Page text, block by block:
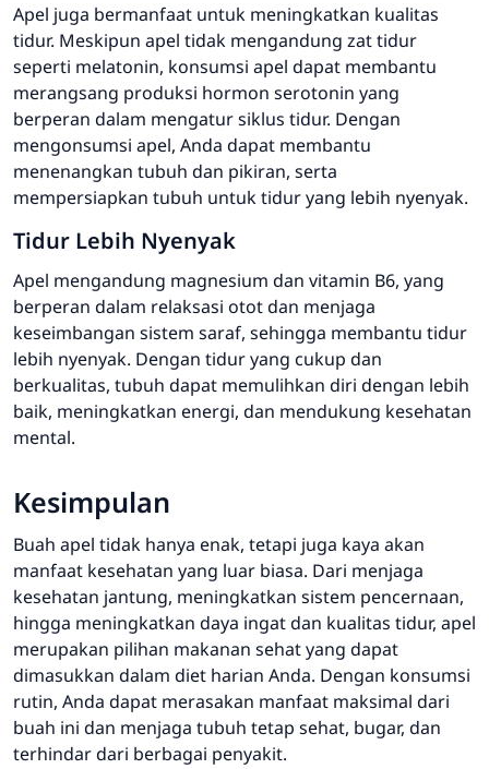
Apel juga bermanfaat untuk meningkatkan kualitas
tidur. Meskipun apel tidak mengandung zat tidur
seperti melatonin, konsumsi apel dapat membantu
merangsang produksi hormon serotonin yang
berperan dalam mengatur siklus tidur. Dengan
mengonsumsi apel, Anda dapat membantu
menenangkan tubuh dan pikiran, serta
mempersiapkan tubuh untuk tidur yang lebih nyenyak.
Tidur Lebih Nyenyak
Apel mengandung magnesium dan vitamin B6, yang
berperan dalam relaksasi otot dan menjaga
keseimbangan sistem saraf, sehingga membantu tidur
lebih nyenyak. Dengan tidur yang cukup dan
berkualitas, tubuh dapat memulihkan diri dengan lebih
baik, meningkatkan energi, dan mendukung kesehatan
mental.
Kesimpulan
Buah apel tidak hanya enak, tetapi juga kaya akan
manfaat kesehatan yang luar biasa. Dari menjaga
kesehatan jantung, meningkatkan sistem pencernaan,
hingga meningkatkan daya ingat dan kualitas tidur, apel
merupakan pilihan makanan sehat yang dapat
dimasukkan dalam diet harian Anda. Dengan konsumsi
rutin, Anda dapat merasakan manfaat maksimal dari
buah ini dan menjaga tubuh tetap sehat, bugar, dan
terhindar dari berbagai penyakit.